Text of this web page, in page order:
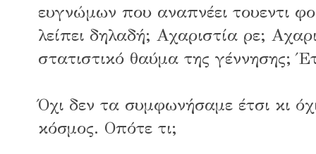
ευγνώμων που αναπνέει τουεντι
λείπει δηλαδή; Αχαριστία ρε;
στατιστικό θαύμα της γέννησης;
Όχι δεν τα συμφωνήσαμε έτσι κι
κόσμος. Οπότε τι;